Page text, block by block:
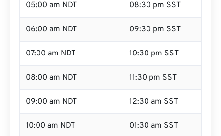
05:00 am NDT 08:30 pm SST
06:00 am NDT 09:30 pm SST
07:00 am NDT 10:30 pm SST
08:00 am NDT 11:30 pm SST
09:00 am NDT 12:30 am SST
10:00 am NDT 01:30 am SST